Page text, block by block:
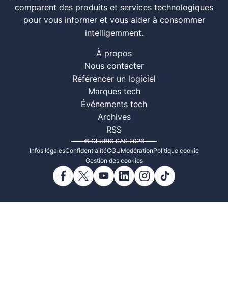
comparent des produits et services technologiques
pour vous informer et vous aider à consommer
intelligemment.
À propos
Nous contacter
Référencer un logiciel
Marques tech
Événements tech
Archives
RSS
© CLUBIC SAS 2026
Infos légalesConfidentialitéCGUModérationPolitique cookie
Gestion des cookies